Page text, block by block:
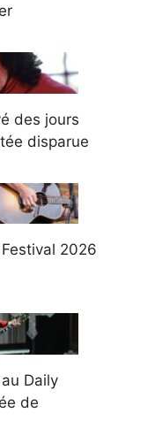
des jours
disparue
2026
Daily
de